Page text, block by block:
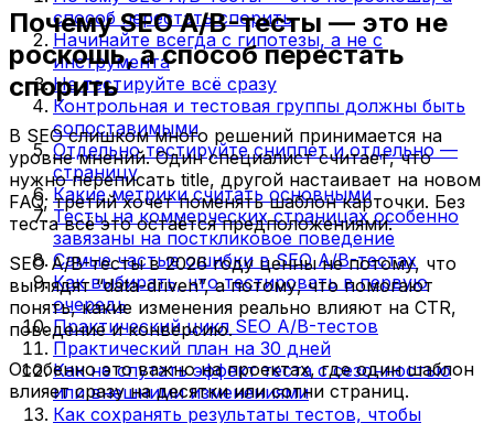
способ перестать спорить
Начинайте всегда с гипотезы, а не с
инструмента
Не тестируйте всё сразу
Контрольная и тестовая группы должны быть
сопоставимыми
Отдельно тестируйте сниппет и отдельно —
страницу
Какие метрики считать основными
Тесты на коммерческих страницах особенно
завязаны на посткликовое поведение
Самые частые ошибки в SEO A/B-тестах
Как выбирать, что тестировать в первую
очередь
Практический цикл SEO A/B-тестов
Практический план на 30 дней
Как не спутать эффект теста с сезонностью
или внешними изменениями
Как сохранять результаты тестов, чтобы
Почему SEO A/B-тесты — это не
роскошь, а способ перестать
спорить
В SEO слишком много решений принимается на
уровне мнений. Один специалист считает, что
нужно переписать title, другой настаивает на новом
FAQ, третий хочет поменять шаблон карточки. Без
теста всё это остаётся предположениями.
SEO A/B-тесты в 2026 году ценны не потому, что
выглядят “data-driven”, а потому, что помогают
понять, какие изменения реально влияют на CTR,
поведение и конверсию.
Особенно это важно на проектах, где один шаблон
влияет сразу на десятки или сотни страниц.